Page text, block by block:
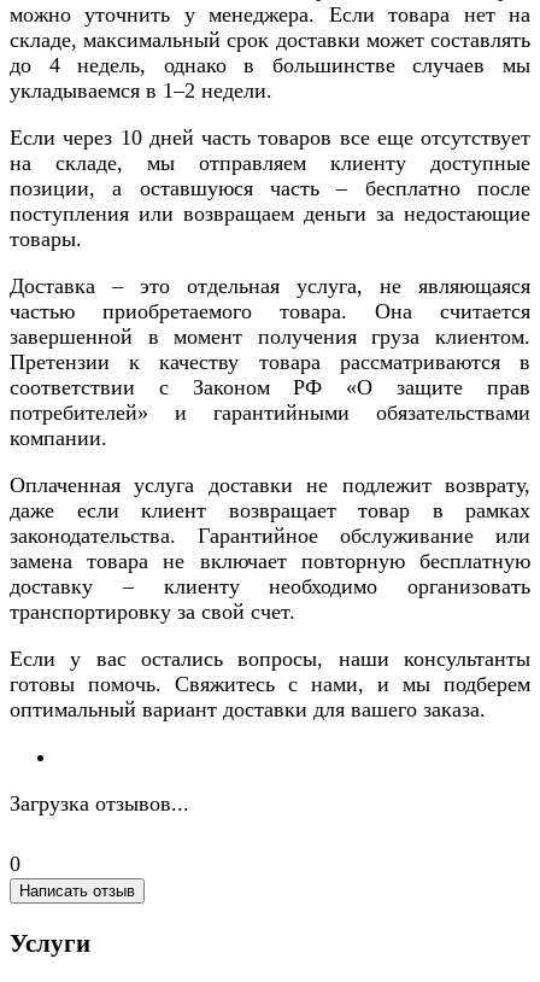
можно уточнить у менеджера. Если товара нет на
складе, максимальный срок доставки может составлять
до 4 недель, однако в большинстве случаев мы
укладываемся в 1–2 недели.
Если через 10 дней часть товаров все еще отсутствует
на складе, мы отправляем клиенту доступные
позиции, а оставшуюся часть – бесплатно после
поступления или возвращаем деньги за недостающие
товары.
Доставка – это отдельная услуга, не являющаяся
частью приобретаемого товара. Она считается
завершенной в момент получения груза клиентом.
Претензии к качеству товара рассматриваются в
соответствии с Законом РФ «О защите прав
потребителей» и гарантийными обязательствами
компании.
Оплаченная услуга доставки не подлежит возврату,
даже если клиент возвращает товар в рамках
законодательства. Гарантийное обслуживание или
замена товара не включает повторную бесплатную
доставку – клиенту необходимо организовать
транспортировку за свой счет.
Если у вас остались вопросы, наши консультанты
готовы помочь. Свяжитесь с нами, и мы подберем
оптимальный вариант доставки для вашего заказа.
Загрузка отзывов...
0
Написать отзыв
Услуги